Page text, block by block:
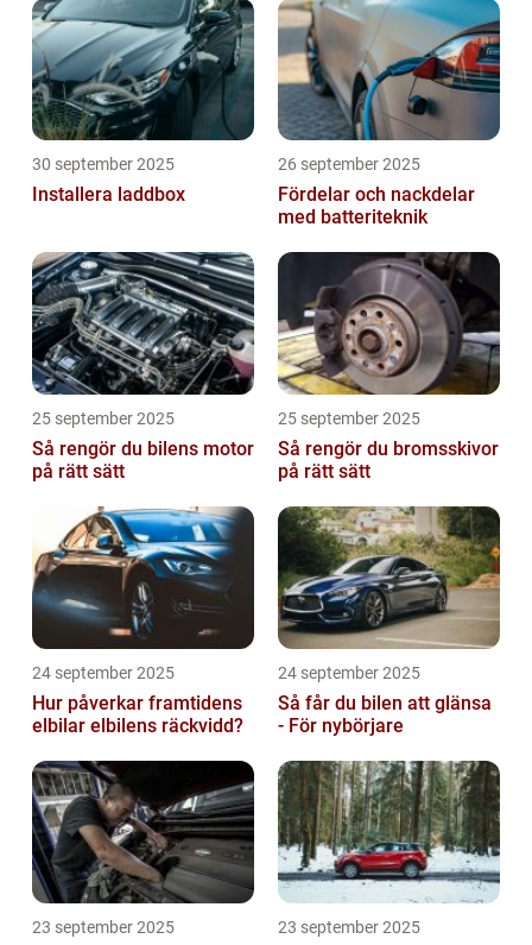
30 september 2025
Installera laddbox
26 september 2025
Fördelar och nackdelar
med batteriteknik
25 september 2025
Så rengör du bilens motor
på rätt sätt
25 september 2025
Så rengör du bromsskivor
på rätt sätt
24 september 2025
Hur påverkar framtidens
elbilar elbilens räckvidd?
24 september 2025
Så får du bilen att glänsa
- För nybörjare
23 september 2025 23 september 2025